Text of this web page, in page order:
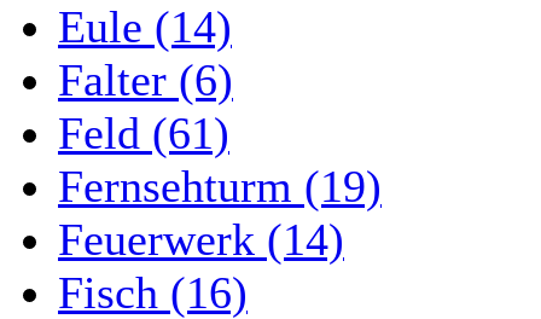
Eule (14)
Falter (6)
Feld (61)
Fernsehturm (19)
Feuerwerk (14)
Fisch (16)